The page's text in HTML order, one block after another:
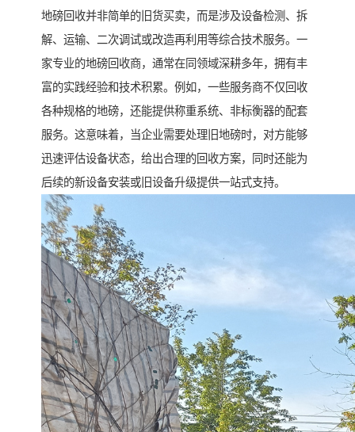
地磅回收并非简单的旧货买卖，而是涉及设备检测、拆
解、运输、二次调试或改造再利用等综合技术服务。一
家专业的地磅回收商，通常在同领域深耕多年，拥有丰
富的实践经验和技术积累。例如，一些服务商不仅回收
各种规格的地磅，还能提供称重系统、非标衡器的配套
服务。这意味着，当企业需要处理旧地磅时，对方能够
迅速评估设备状态，给出合理的回收方案，同时还能为
后续的新设备安装或旧设备升级提供一站式支持。